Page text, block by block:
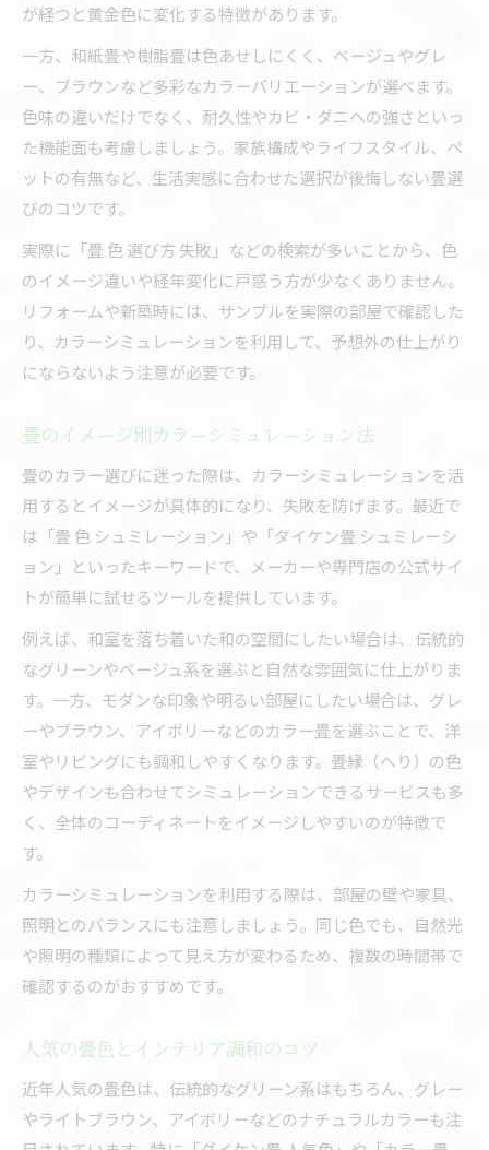
が経つと黄金色に変化する特徴があります。
一方、和紙畳や樹脂畳は色あせしにくく、ベージュやグレ
ー、ブラウンなど多彩なカラーバリエーションが選べます。
色味の違いだけでなく、耐久性やカビ・ダニへの強さといっ
た機能面も考慮しましょう。家族構成やライフスタイル、ペ
ットの有無など、生活実感に合わせた選択が後悔しない畳選
びのコツです。
実際に「畳 色 選び方 失敗」などの検索が多いことから、色
のイメージ違いや経年変化に戸惑う方が少なくありません。
リフォームや新築時には、サンプルを実際の部屋で確認した
り、カラーシミュレーションを利用して、予想外の仕上がり
にならないよう注意が必要です。
畳のイメージ別カラーシミュレーション法
畳のカラー選びに迷った際は、カラーシミュレーションを活
用するとイメージが具体的になり、失敗を防げます。最近で
は「畳 色 シュミレーション」や「ダイケン畳 シュミレーシ
ョン」といったキーワードで、メーカーや専門店の公式サイ
トが簡単に試せるツールを提供しています。
例えば、和室を落ち着いた和の空間にしたい場合は、伝統的
なグリーンやベージュ系を選ぶと自然な雰囲気に仕上がりま
す。一方、モダンな印象や明るい部屋にしたい場合は、グレ
ーやブラウン、アイボリーなどのカラー畳を選ぶことで、洋
室やリビングにも調和しやすくなります。畳縁（へり）の色
やデザインも合わせてシミュレーションできるサービスも多
く、全体のコーディネートをイメージしやすいのが特徴で
す。
カラーシミュレーションを利用する際は、部屋の壁や家具、
照明とのバランスにも注意しましょう。同じ色でも、自然光
や照明の種類によって見え方が変わるため、複数の時間帯で
確認するのがおすすめです。
人気の畳色とインテリア調和のコツ
近年人気の畳色は、伝統的なグリーン系はもちろん、グレー
やライトブラウン、アイボリーなどのナチュラルカラーも注